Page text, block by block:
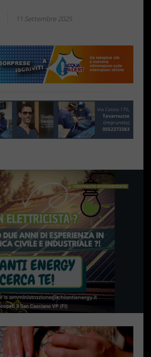
11 Settembre 2025